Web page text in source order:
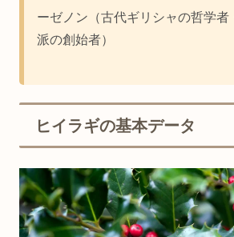
ーゼノン（古代ギリシャの哲学者
派の創始者）
ヒイラギの基本データ